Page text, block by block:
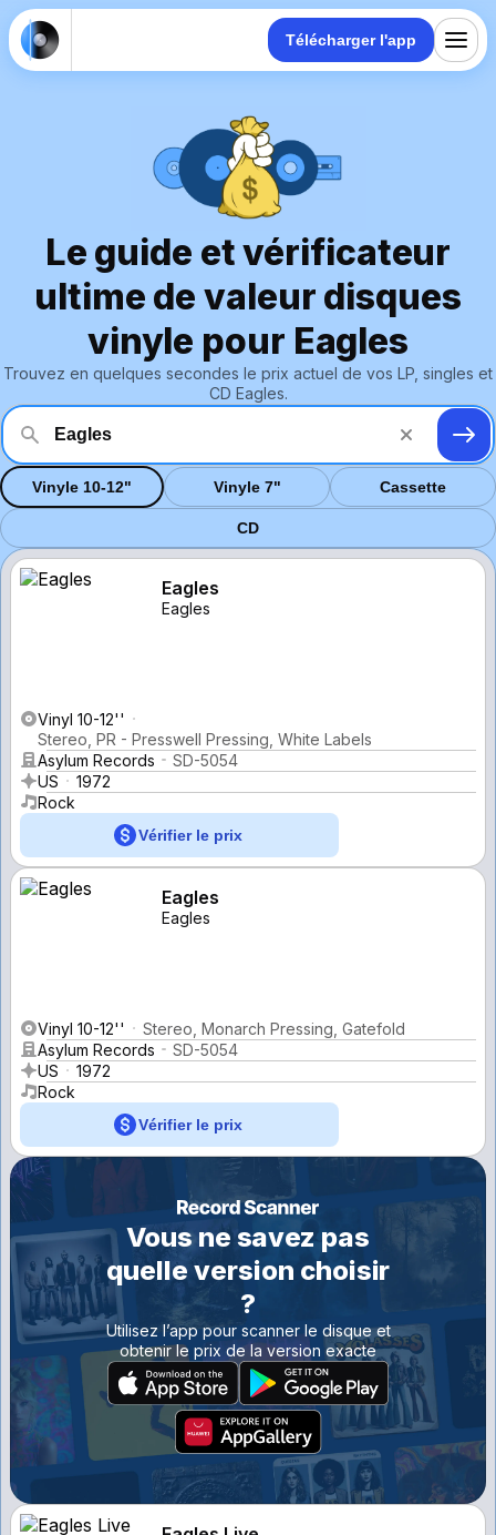
Télécharger l'app
Le guide et vérificateur
ultime de valeur disques
vinyle pour Eagles
Trouvez en quelques secondes le prix actuel de vos LP, singles et
CD Eagles.
Vinyle 10-12" Vinyle 7" Cassette
CD
Eagles
Eagles
Vinyl 10-12''
Stereo, PR - Presswell Pressing, White Labels
Asylum Records
SD-5054
US
1972
Rock
Vérifier le prix
Eagles
Eagles
Vinyl 10-12''
Stereo, Monarch Pressing, Gatefold
Asylum Records
SD-5054
US
1972
Rock
Vérifier le prix
Vous ne savez pas
quelle version choisir
?
Utilisez l’app pour scanner le disque et
obtenir le prix de la version exacte